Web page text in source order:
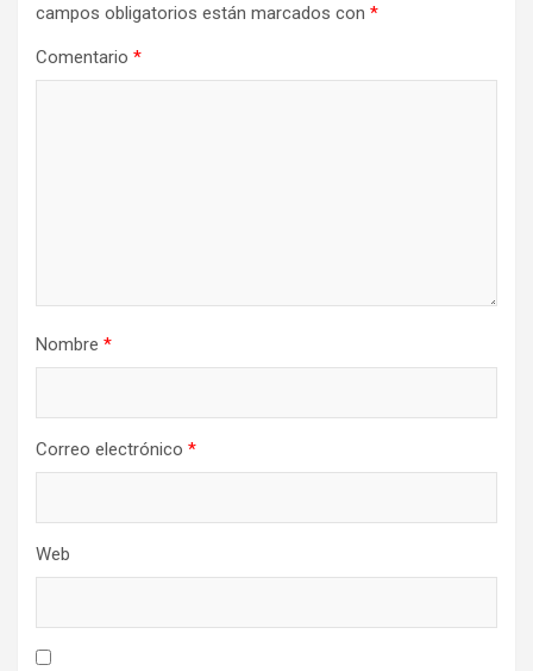
campos obligatorios están marcados con *
Comentario *
Nombre *
Correo electrónico *
Web